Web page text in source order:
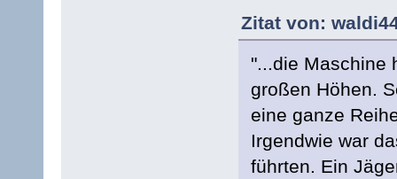
Zitat von:
"...die Maschine
großen Höhen.
eine ganze
Irgendwie war
führten. Ein